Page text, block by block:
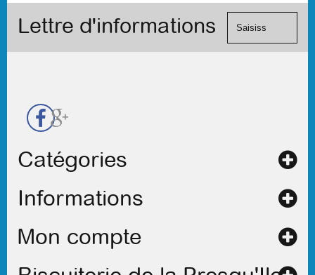
de
Visa, ...) et
Lettre d'informations
Catégories
Informations
Mon compte